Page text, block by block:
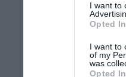
I want to
Opted In
I want to
of my
was
Opted In